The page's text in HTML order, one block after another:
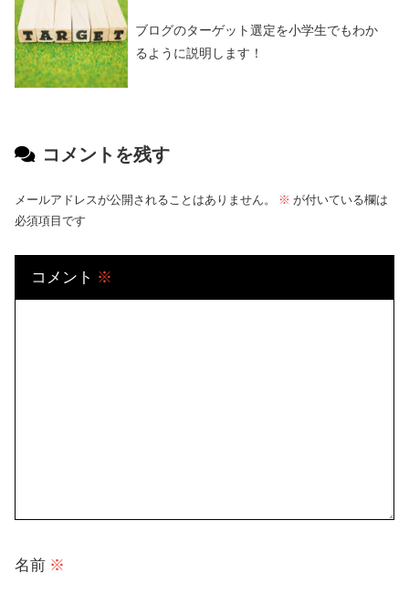
ブログのターゲット選定を小学生でもわか
るように説明します！
コメントを残す
メールアドレスが公開されることはありません。 ※ が付いている欄は
必須項目です
コメント ※
名前 ※